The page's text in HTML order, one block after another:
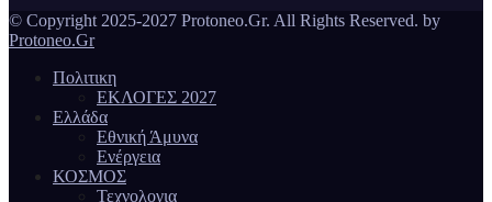
© Copyright 2025-2027 Protoneo.Gr. All Rights Reserved. by
Protoneo.Gr
Πολιτικη
ΕΚΛΟΓΕΣ 2027
Ελλάδα
Εθνική Άμυνα
Ενέργεια
ΚΟΣΜΟΣ
Τεχνολογια